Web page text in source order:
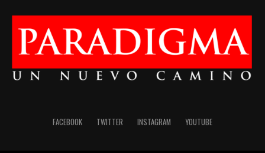
FACEBOOK TWITTER INSTAGRAM YOUTUBE